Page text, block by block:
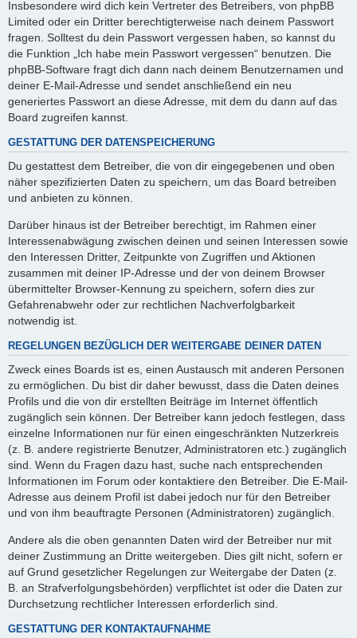
Insbesondere wird dich kein Vertreter des Betreibers, von phpBB
Limited oder ein Dritter berechtigterweise nach deinem Passwort
fragen. Solltest du dein Passwort vergessen haben, so kannst du
die Funktion „Ich habe mein Passwort vergessen“ benutzen. Die
phpBB-Software fragt dich dann nach deinem Benutzernamen und
deiner E-Mail-Adresse und sendet anschließend ein neu
generiertes Passwort an diese Adresse, mit dem du dann auf das
Board zugreifen kannst.
GESTATTUNG DER DATENSPEICHERUNG
Du gestattest dem Betreiber, die von dir eingegebenen und oben
näher spezifizierten Daten zu speichern, um das Board betreiben
und anbieten zu können.
Darüber hinaus ist der Betreiber berechtigt, im Rahmen einer
Interessenabwägung zwischen deinen und seinen Interessen sowie
den Interessen Dritter, Zeitpunkte von Zugriffen und Aktionen
zusammen mit deiner IP-Adresse und der von deinem Browser
übermittelter Browser-Kennung zu speichern, sofern dies zur
Gefahrenabwehr oder zur rechtlichen Nachverfolgbarkeit
notwendig ist.
REGELUNGEN BEZÜGLICH DER WEITERGABE DEINER DATEN
Zweck eines Boards ist es, einen Austausch mit anderen Personen
zu ermöglichen. Du bist dir daher bewusst, dass die Daten deines
Profils und die von dir erstellten Beiträge im Internet öffentlich
zugänglich sein können. Der Betreiber kann jedoch festlegen, dass
einzelne Informationen nur für einen eingeschränkten Nutzerkreis
(z. B. andere registrierte Benutzer, Administratoren etc.) zugänglich
sind. Wenn du Fragen dazu hast, suche nach entsprechenden
Informationen im Forum oder kontaktiere den Betreiber. Die E-Mail-
Adresse aus deinem Profil ist dabei jedoch nur für den Betreiber
und von ihm beauftragte Personen (Administratoren) zugänglich.
Andere als die oben genannten Daten wird der Betreiber nur mit
deiner Zustimmung an Dritte weitergeben. Dies gilt nicht, sofern er
auf Grund gesetzlicher Regelungen zur Weitergabe der Daten (z.
B. an Strafverfolgungsbehörden) verpflichtet ist oder die Daten zur
Durchsetzung rechtlicher Interessen erforderlich sind.
GESTATTUNG DER KONTAKTAUFNAHME